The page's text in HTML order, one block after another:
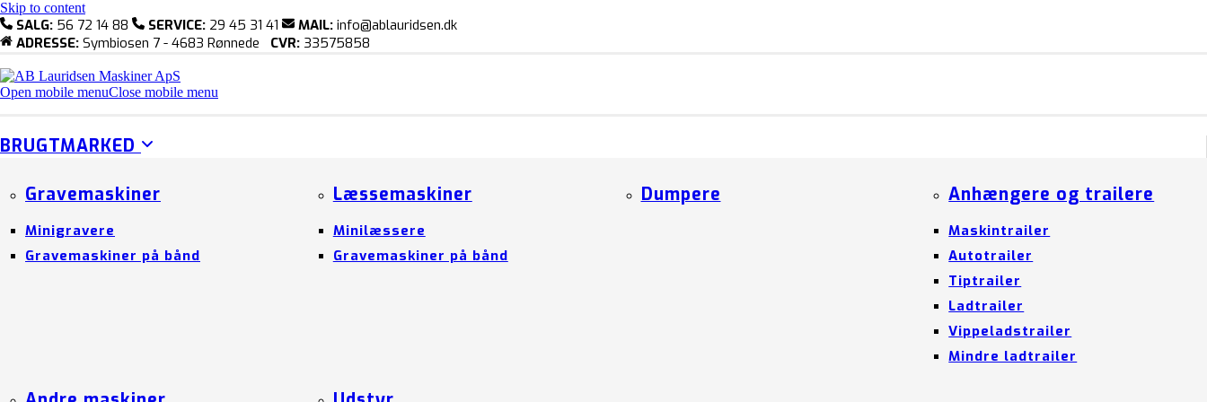
Skip to content
SALG: 56 72 14 88 SERVICE: 29 45 31 41 MAIL: info@ablauridsen.dk
ADRESSE: Symbiosen 7 - 4683 Rønnede CVR: 33575858
Open mobile menuClose mobile menu
BRUGTMARKED
Gravemaskiner
Minigravere
Gravemaskiner på bånd
Læssemaskiner
Minilæssere
Gravemaskiner på bånd
Dumpere Anhængere og trailere
Maskintrailer
Autotrailer
Tiptrailer
Ladtrailer
Vippeladstrailer
Mindre ladtrailer